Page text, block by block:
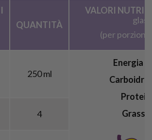
QUANTITÀ
VALORI
(per
250 ml
Energia
Grassi
4